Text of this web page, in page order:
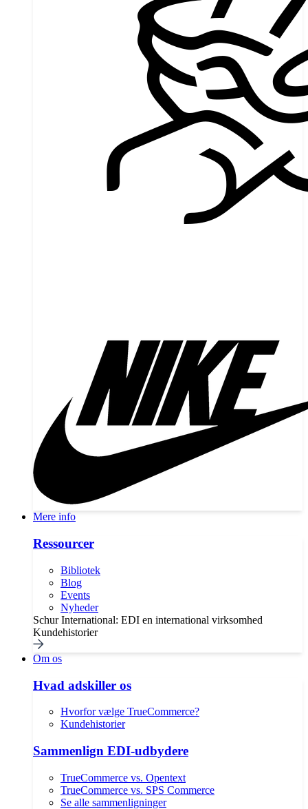
Mere info
Ressourcer
Bibliotek
Blog
Events
Nyheder
Schur International: EDI en international virksomhed
Kundehistorier
Om os
Hvad adskiller os
Hvorfor vælge TrueCommerce?
Kundehistorier
Sammenlign EDI-udbydere
TrueCommerce vs. Opentext
TrueCommerce vs. SPS Commerce
Se alle sammenligninger